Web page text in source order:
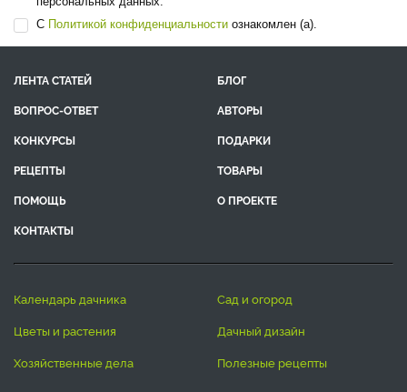
С Политикой конфиденциальности ознакомлен (а).
ЛЕНТА СТАТЕЙ
БЛОГ
ВОПРОС-ОТВЕТ
АВТОРЫ
КОНКУРСЫ
ПОДАРКИ
РЕЦЕПТЫ
ТОВАРЫ
ПОМОЩЬ
О ПРОЕКТЕ
КОНТАКТЫ
календарь дачника
сад и огород
цветы и растения
дачный дизайн
хозяйственные дела
полезные рецепты